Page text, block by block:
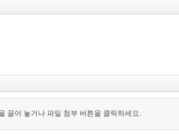
끌어 놓거나 파일 첨부 버튼을 클릭하세요.